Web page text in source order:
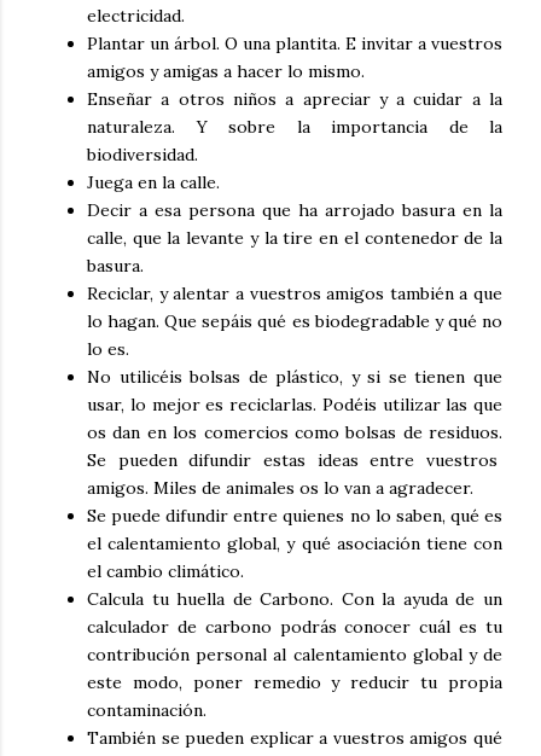
electricidad.
Plantar un árbol. O una plantita. E invitar a vuestros
amigos y amigas a hacer lo mismo.
Enseñar a otros niños a apreciar y a cuidar a la
naturaleza. Y sobre la importancia de la
biodiversidad.
Juega en la calle.
Decir a esa persona que ha arrojado basura en la
calle, que la levante y la tire en el contenedor de la
basura.
Reciclar, y alentar a vuestros amigos también a que
lo hagan. Que sepáis qué es biodegradable y qué no
lo es.
No utilicéis bolsas de plástico, y si se tienen que
usar, lo mejor es reciclarlas. Podéis utilizar las que
os dan en los comercios como bolsas de residuos.
Se pueden difundir estas ideas entre vuestros
amigos. Miles de animales os lo van a agradecer.
Se puede difundir entre quienes no lo saben, qué es
el calentamiento global, y qué asociación tiene con
el cambio climático.
Calcula tu huella de Carbono. Con la ayuda de un
calculador de carbono podrás conocer cuál es tu
contribución personal al calentamiento global y de
este modo, poner remedio y reducir tu propia
contaminación.
También se pueden explicar a vuestros amigos qué